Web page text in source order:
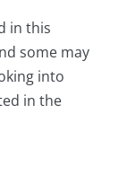
in this
some may
into
in the